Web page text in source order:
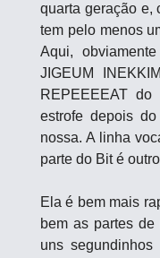
quarta geração e,
tem pelo menos
Aqui,
JIGEUM
REPEEEEAT
estrofe depois
nossa. A linha
parte do Bit é
Ela é bem mais
bem as partes
uns